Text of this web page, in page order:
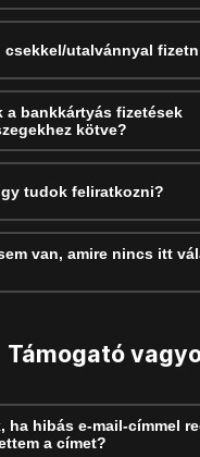
csekkel/utalvánnyal
a bankkártyás fizetések
kötve?
tudok feliratkozni?
van, amire nincs itt
Támogató
ha hibás e-mail-címmel
a címet?